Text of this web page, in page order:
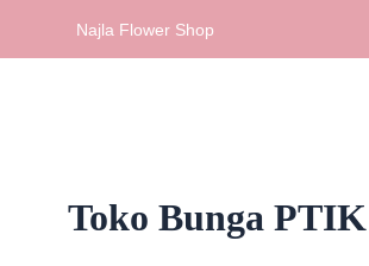
Najla Flower Shop
Toko Bunga PTIK